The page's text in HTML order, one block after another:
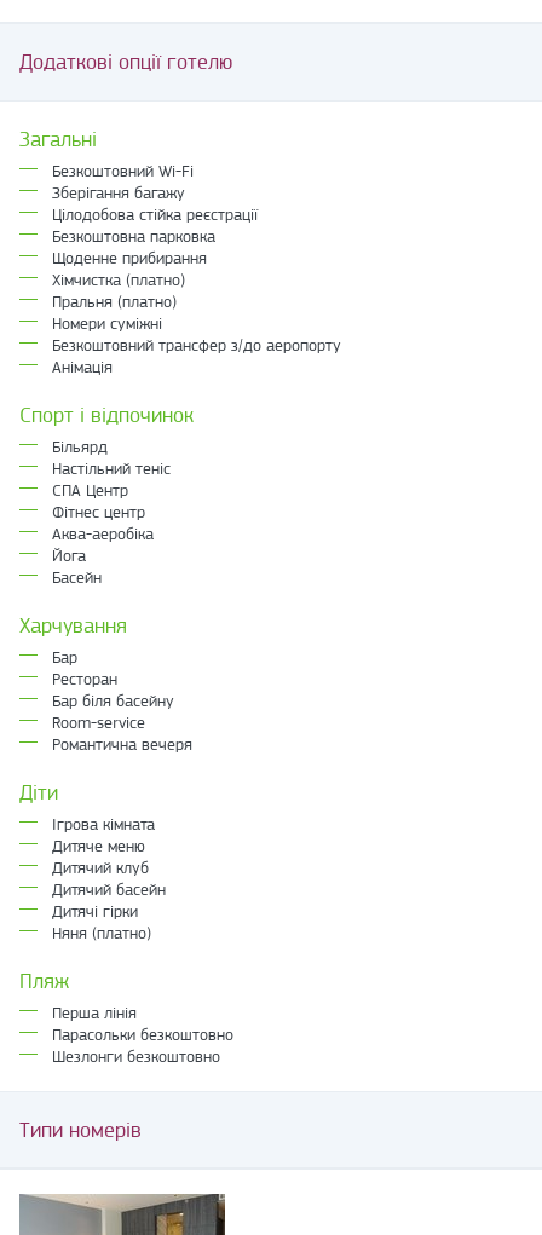
Додаткові опції готелю
Загальні
Безкоштовний Wi-Fi
Зберігання багажу
Цілодобова стійка реєстрації
Безкоштовна парковка
Щоденне прибирання
Хімчистка (платно)
Пральня (платно)
Номери суміжні
Безкоштовний трансфер з/до аеропорту
Анімація
Спорт і відпочинок
Більярд
Настільний теніс
СПА Центр
Фітнес центр
Аква-аеробіка
Йога
Басейн
Харчування
Бар
Ресторан
Бар біля басейну
Room-service
Романтична вечеря
Діти
Ігрова кімната
Дитяче меню
Дитячий клуб
Дитячий басейн
Дитячі гірки
Няня (платно)
Пляж
Перша лінія
Парасольки безкоштовно
Шезлонги безкоштовно
Типи номерів